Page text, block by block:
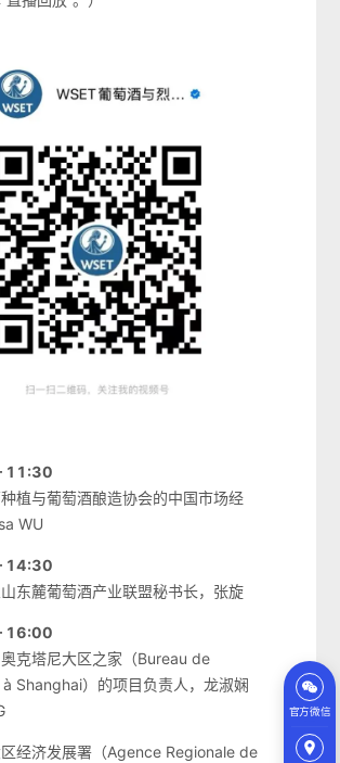
11:30
植与葡萄酒酿造协会的中国市场经
WU
14:30
东麓葡萄酒产业联盟秘书长，张旋
16:00
克塔尼大区之家（Bureau de
à Shanghai）的项目负责人，龙淑娴
经济发展署（Agence Regionale de
官方微信